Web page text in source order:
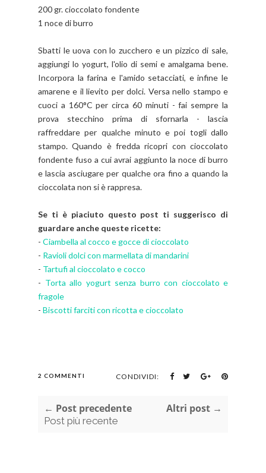
200 gr. cioccolato fondente
1 noce di burro
Sbatti le uova con lo zucchero e un pizzico di sale,
aggiungi lo yogurt, l'olio di semi e amalgama bene.
Incorpora la farina e l'amido setacciati, e infine le
amarene e il lievito per dolci. Versa nello stampo e
cuoci a 160°C per circa 60 minuti - fai sempre la
prova stecchino prima di sfornarla - lascia
raffreddare per qualche minuto e poi togli dallo
stampo. Quando è fredda ricopri con cioccolato
fondente fuso a cui avrai aggiunto la noce di burro
e lascia asciugare per qualche ora fino a quando la
cioccolata non si è rappresa.
Se ti è piaciuto questo post ti suggerisco di
guardare anche queste ricette:
- Ciambella al cocco e gocce di cioccolato
- Ravioli dolci con marmellata di mandarini
- Tartufi al cioccolato e cocco
- Torta allo yogurt senza burro con cioccolato e
fragole
- Biscotti farciti con ricotta e cioccolato
2 COMMENTI CONDIVIDI:
← Post precedente
Post più recente
Altri post →